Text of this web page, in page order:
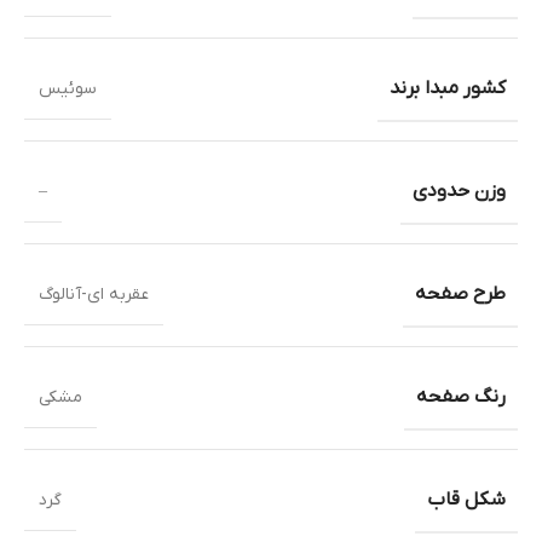
کشور مبدا برند سوئیس
وزن حدودی –
طرح صفحه عقربه ای-آنالوگ
رنگ صفحه مشکی
شکل قاب گرد